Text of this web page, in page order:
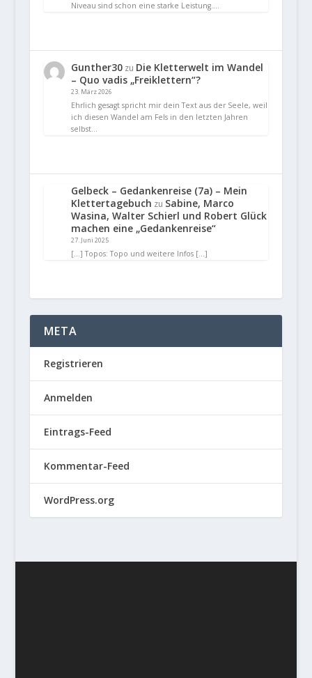
Niveau sind schon eine starke Leistung.…
Gunther30zu Die Kletterwelt im Wandel
– Quo vadis „Freiklettern“?
23. März 2026
Ehrlich gesagt spricht mir dein Text aus der Seele, weil
ich diesen Wandel am Fels in den letzten Jahren
selbst…
Gelbeck – Gedankenreise (7a) – Mein
Klettertagebuch zu Sabine, Marco
Wasina, Walter Schierl und Robert Glück
machen eine „Gedankenreise“
27. Juni 2025
[…] Topos: Topo und weitere Infos […]
META
Registrieren
Anmelden
Eintrags-Feed
Kommentar-Feed
WordPress.org